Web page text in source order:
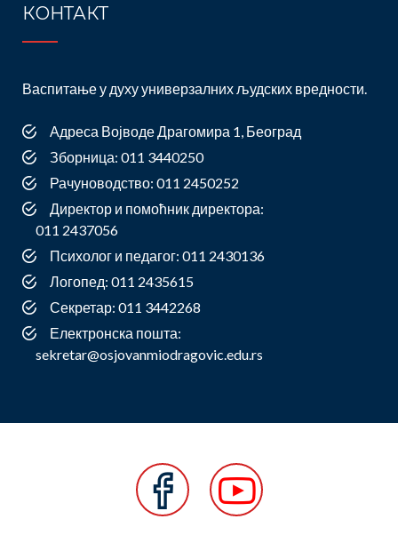
КОНТАКТ
Васпитање у духу универзалних људских вредности.
Адреса Војводе Драгомира 1, Београд
Зборница: 011 3440250
Рачуноводство: 011 2450252
Директор и помоћник директора:
011 2437056
Психолог и педагог: 011 2430136
Логопед: 011 2435615
Секретар: 011 3442268
Електронска пошта:
sekretar@osjovanmiodragovic.edu.rs